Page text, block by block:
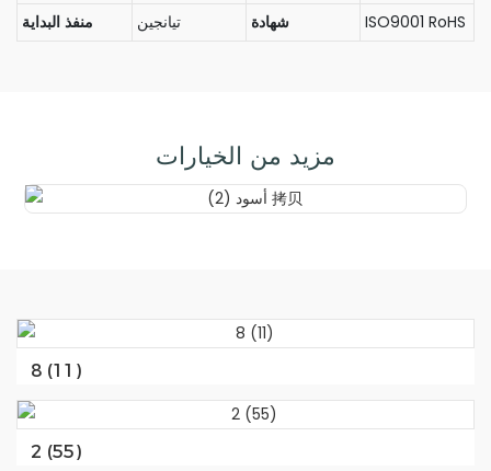
منفذ البداية
تيانجين شهادة ISO9001 RoHS
مزيد من الخيارات
8 (11)
2 (55)